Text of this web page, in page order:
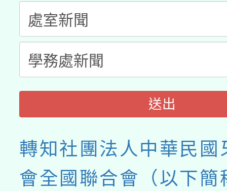
送出
轉知社團法人中華民國
會全國聯合會（以下簡